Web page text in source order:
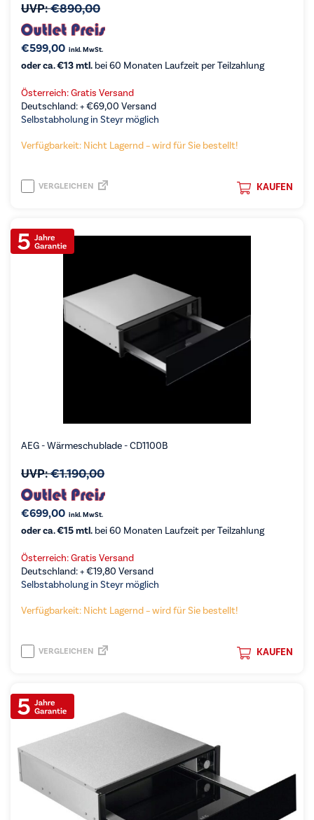
UVP:€890,00
€599,00 inkl. MwSt.
oder ca. €13 mtl. bei 60 Monaten Laufzeit per Teilzahlung
Österreich: Gratis Versand
Deutschland: +€69,00 Versand
Selbstabholung in Steyr möglich
Verfügbarkeit: Nicht Lagernd – wird für Sie bestellt!
KAUFEN
VERGLEICHEN
AEG - Wärmeschublade - CD1100B
UVP:€1.190,00
€699,00 inkl. MwSt.
oder ca. €15 mtl. bei 60 Monaten Laufzeit per Teilzahlung
Österreich: Gratis Versand
Deutschland: +€19,80 Versand
Selbstabholung in Steyr möglich
Verfügbarkeit: Nicht Lagernd – wird für Sie bestellt!
KAUFEN
VERGLEICHEN